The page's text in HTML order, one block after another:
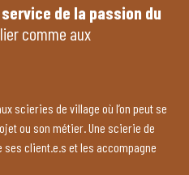
de la passion du
comme aux
scieries de village où l’on peut se
ou son métier. Une scierie de
ses client.e.s et les accompagne